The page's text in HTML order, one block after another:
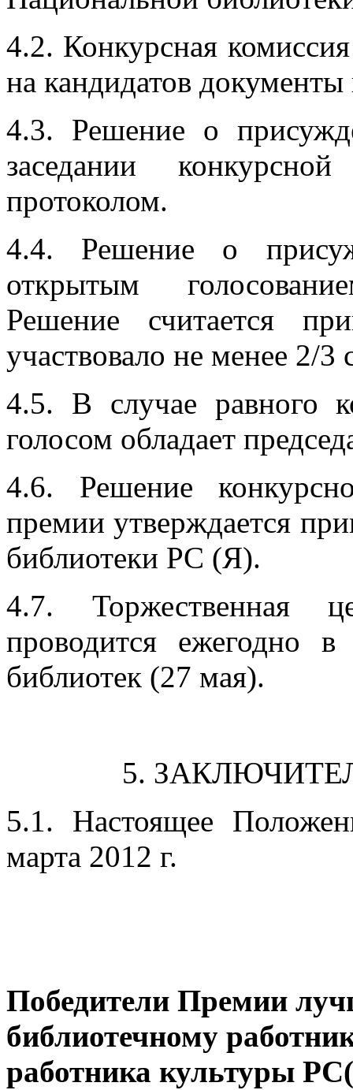
4.2. Конкурсная
на кандидатов
4.3. Решение о
заседании
протоколом.
4.4. Решение о
открытым
Решение считается
участвовало не менее 2/3
4.5. В случае равного
голосом обладает
4.6. Решение
премии утверждается
библиотеки РС (Я).
4.7. Торжественная
проводится ежегодно
библиотек (27 мая).
5.
5.1. Настоящее
марта 2012 г.
Победители Премии
библиотечному
работника культуры